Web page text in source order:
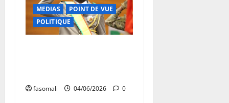
MEDIAS
POINT DE VUE
POLITIQUE
fasomali 04/06/2026 0